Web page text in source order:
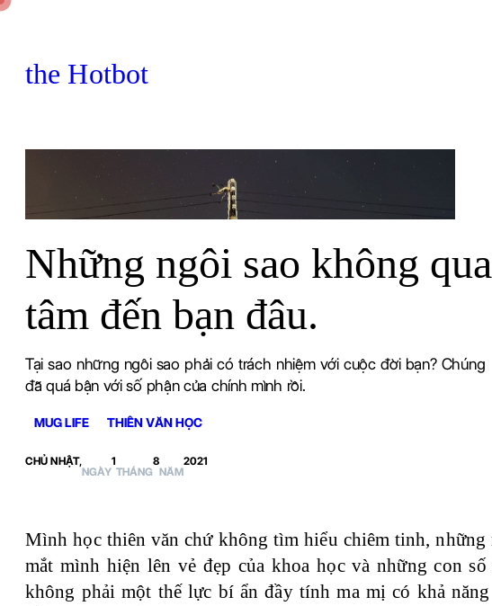
phần
the Hotbot
Những ngôi sao không
tâm đến bạn đâu.
Tại sao những ngôi sao phải có trách nhiệm với cuộc đời bạn? Chúng
đã quá bận với số phận của chính mình rồi.
MUG LIFE THIÊN VĂN HỌC
CHỦ NHẬT,
NGÀY
1
THÁNG
8
NĂM
2021
Mình học thiên văn chứ không tìm hiểu chiêm tinh, những
mắt mình hiện lên vẻ đẹp của khoa học và những con
không phải một thế lực bí ẩn đầy tính ma mị có khả